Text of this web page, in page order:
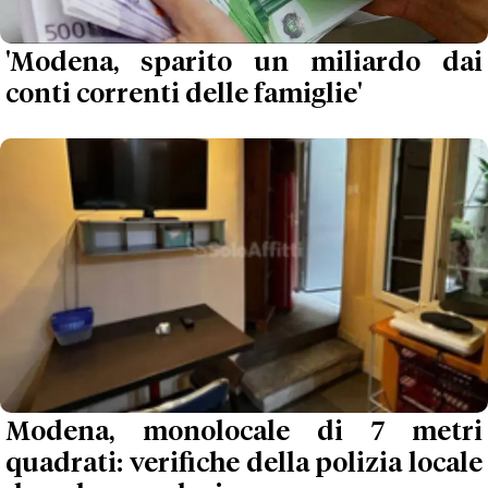
'Modena, sparito un miliardo dai
conti correnti delle famiglie'
Modena, monolocale di 7 metri
quadrati: verifiche della polizia locale